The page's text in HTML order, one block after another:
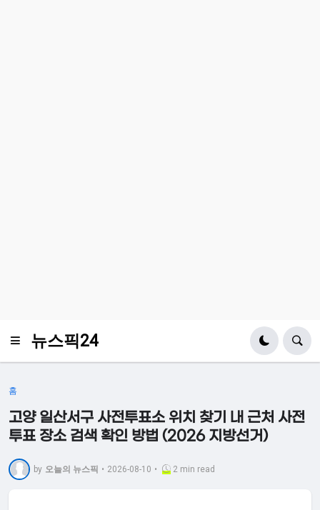
뉴스픽24
홈
고양 일산서구 사전투표소 위치 찾기 내 근처 사전
투표 장소 검색 확인 방법 (2026 지방선거)
by 오늘의 뉴스픽 • 2026-08-10 • 2 min read